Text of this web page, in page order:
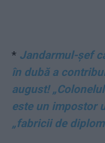
* Jandarmul-șef
în dubă a
august!
este un impostor
„fabricii de